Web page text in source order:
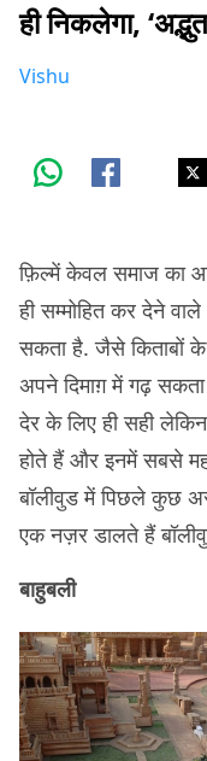
ही निकलेगा,
Vishu
फ़िल्में केवल समाज का
ही सम्मोहित कर देने
सकता है. जैसे किताबों के
अपने दिमाग़ में गढ़
देर के लिए ही सही
होते हैं और इनमें सबसे
बॉलीवुड में पिछले कुछ
एक नज़र डालते हैं
बाहुबली